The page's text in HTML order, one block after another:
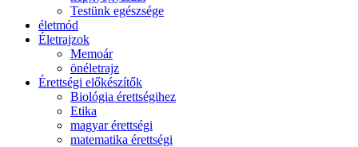
Testünk egészsége
életmód
Életrajzok
Memoár
önéletrajz
Érettségi előkészítők
Biológia érettségihez
Etika
magyar érettségi
matematika érettségi